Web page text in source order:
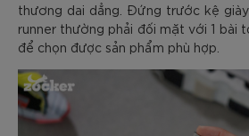
thương dai dẳng. Đứng trước kệ
runner thường phải đối mặt với 1 bài
để chọn được sản phẩm phù hợp.